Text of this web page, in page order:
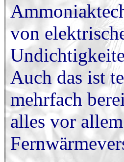
von
Auch das ist
mehrfach
alles vor